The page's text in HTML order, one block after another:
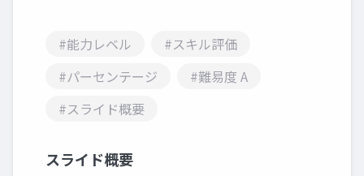
#能力レベル
#スキル評価
#パーセンテージ
#難易度 A
#スライド概要
スライド概要